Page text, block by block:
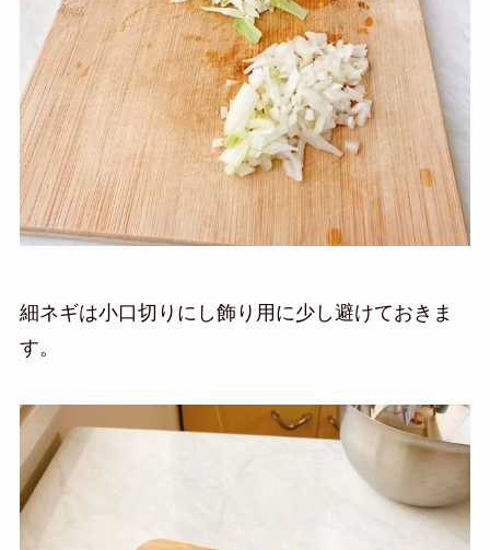
細ネギは小口切りにし飾り用に少し避けておきま
す。